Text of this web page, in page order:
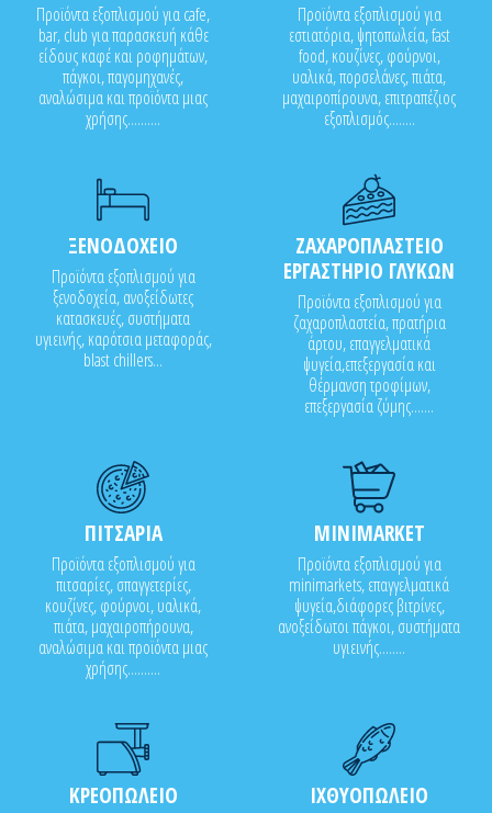
Προϊόντα εξοπλισμού για cafe,
bar, club για παρασκευή κάθε
είδους καφέ και ροφημάτων,
πάγκοι, παγομηχανές,
αναλώσιμα και προϊόντα μιας
χρήσης..........
Προϊόντα εξοπλισμού για
εστιατόρια, ψητοπωλεία, fast
food, κουζίνες, φούρνοι,
υαλικά, πορσελάνες, πιάτα,
μαχαιροπίρουνα, επιτραπέζιος
εξοπλισμός........
ΞΕΝΟΔΟΧΕΙΟ
Προϊόντα εξοπλισμού για
ξενοδοχεία, ανοξείδωτες
κατασκευές, συστήματα
υγιεινής, καρότσια μεταφοράς,
blast chillers...
ΖΑΧΑΡΟΠΛΑΣΤΕΙΟ
ΕΡΓΑΣΤΗΡΙΟ ΓΛΥΚΩΝ
Προϊόντα εξοπλισμού για
ζαχαροπλαστεία, πρατήρια
άρτου, επαγγελματικά
ψυγεία,επεξεργασία και
θέρμανση τροφίμων,
επεξεργασία ζύμης.......
ΠΙΤΣΑΡΙΑ
Προϊόντα εξοπλισμού για
πιτσαρίες, σπαγγετερίες,
κουζίνες, φούρνοι, υαλικά,
πιάτα, μαχαιροπήρουνα,
αναλώσιμα και προϊόντα μιας
χρήσης..........
MINIMARKET
Προϊόντα εξοπλισμού για
minimarkets, επαγγελματικά
ψυγεία,διάφορες βιτρίνες,
ανοξείδωτοι πάγκοι, συστήματα
υγιεινής........
ΚΡΕΟΠΩΛΕΙΟ ΙΧΘΥΟΠΩΛΕΙΟ